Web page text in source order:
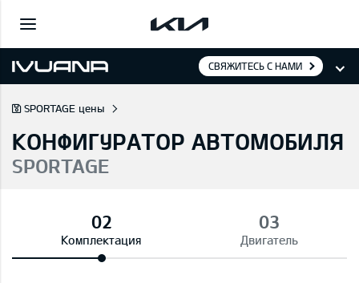
СВЯЖИТЕСЬ С НАМИ
SPORTAGE цены
КОНФИГУРАТОР АВТОМОБИЛЯ
SPORTAGE
Комплектация Двигатель